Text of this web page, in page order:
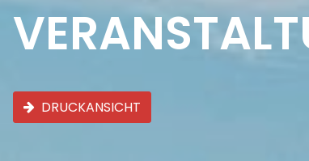
DRUCKANSICHT